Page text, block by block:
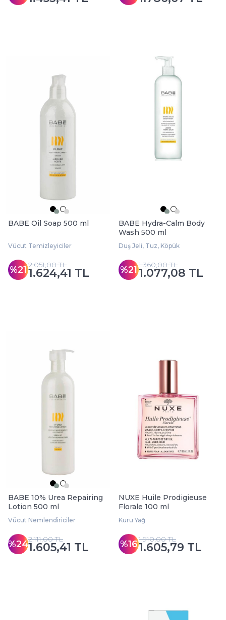
BABE Oil Soap 500 ml
Vücut Temizleyiciler
%211.624,41 TL
2.051,00 TL
BABE Hydra-Calm Body
Wash 500 ml
Duş Jeli, Tuz, Köpük
%211.077,08 TL
1.360,00 TL
BABE 10% Urea Repairing
Lotion 500 ml
Vücut Nemlendiriciler
%241.605,41 TL
2.111,00 TL
NUXE Huile Prodigieuse
Florale 100 ml
Kuru Yağ
%161.605,79 TL
1.910,00 TL